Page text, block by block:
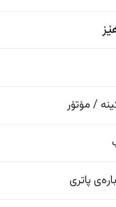
/ مۆتۆر
پاتری